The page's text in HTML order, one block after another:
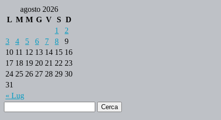
agosto 2026
L M M G V S D
« Lug
1
2
3
4 5 6 7 8
9
10 11 12 13 14 15 16
17 18 19 20 21 22 23
24 25 26 27 28 29 30
31